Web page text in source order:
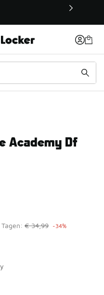
Fenster
Academy Df
Preis ist von auf € 23,00
€ 34,99 -34%
bis 1 von 1 an.